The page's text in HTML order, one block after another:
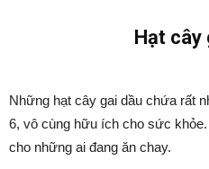
Hạt cây
Những hạt cây gai dầu chứa rất
6, vô cùng hữu ích cho sức
cho những ai đang ăn chay.